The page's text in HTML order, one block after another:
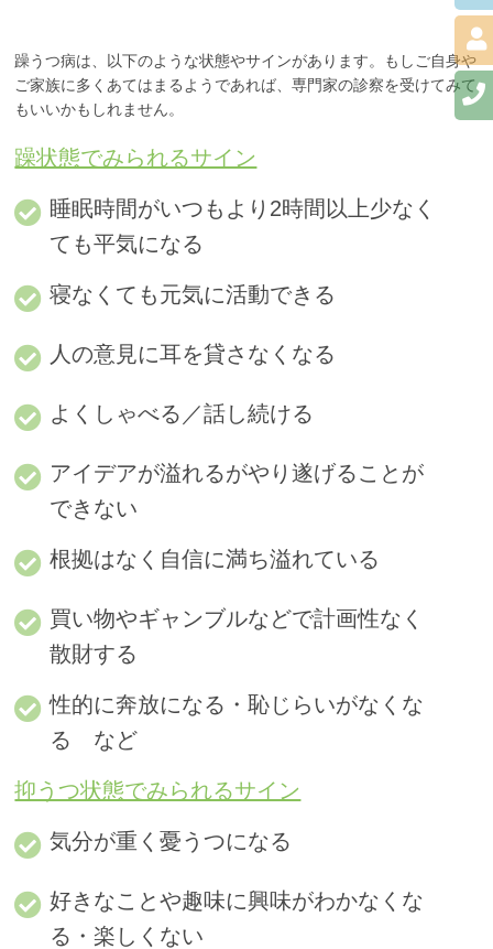
躁うつ病は、以下のような状態やサインがあります。もしご自身や
ご家族に多くあてはまるようであれば、専門家の診察を受けてみて
もいいかもしれません。
躁状態でみられるサイン
睡眠時間がいつもより2時間以上少なく
ても平気になる
寝なくても元気に活動できる
人の意見に耳を貸さなくなる
よくしゃべる／話し続ける
アイデアが溢れるがやり遂げることが
できない
根拠はなく自信に満ち溢れている
買い物やギャンブルなどで計画性なく
散財する
性的に奔放になる・恥じらいがなくな
る など
抑うつ状態でみられるサイン
気分が重く憂うつになる
好きなことや趣味に興味がわかなくな
る・楽しくない